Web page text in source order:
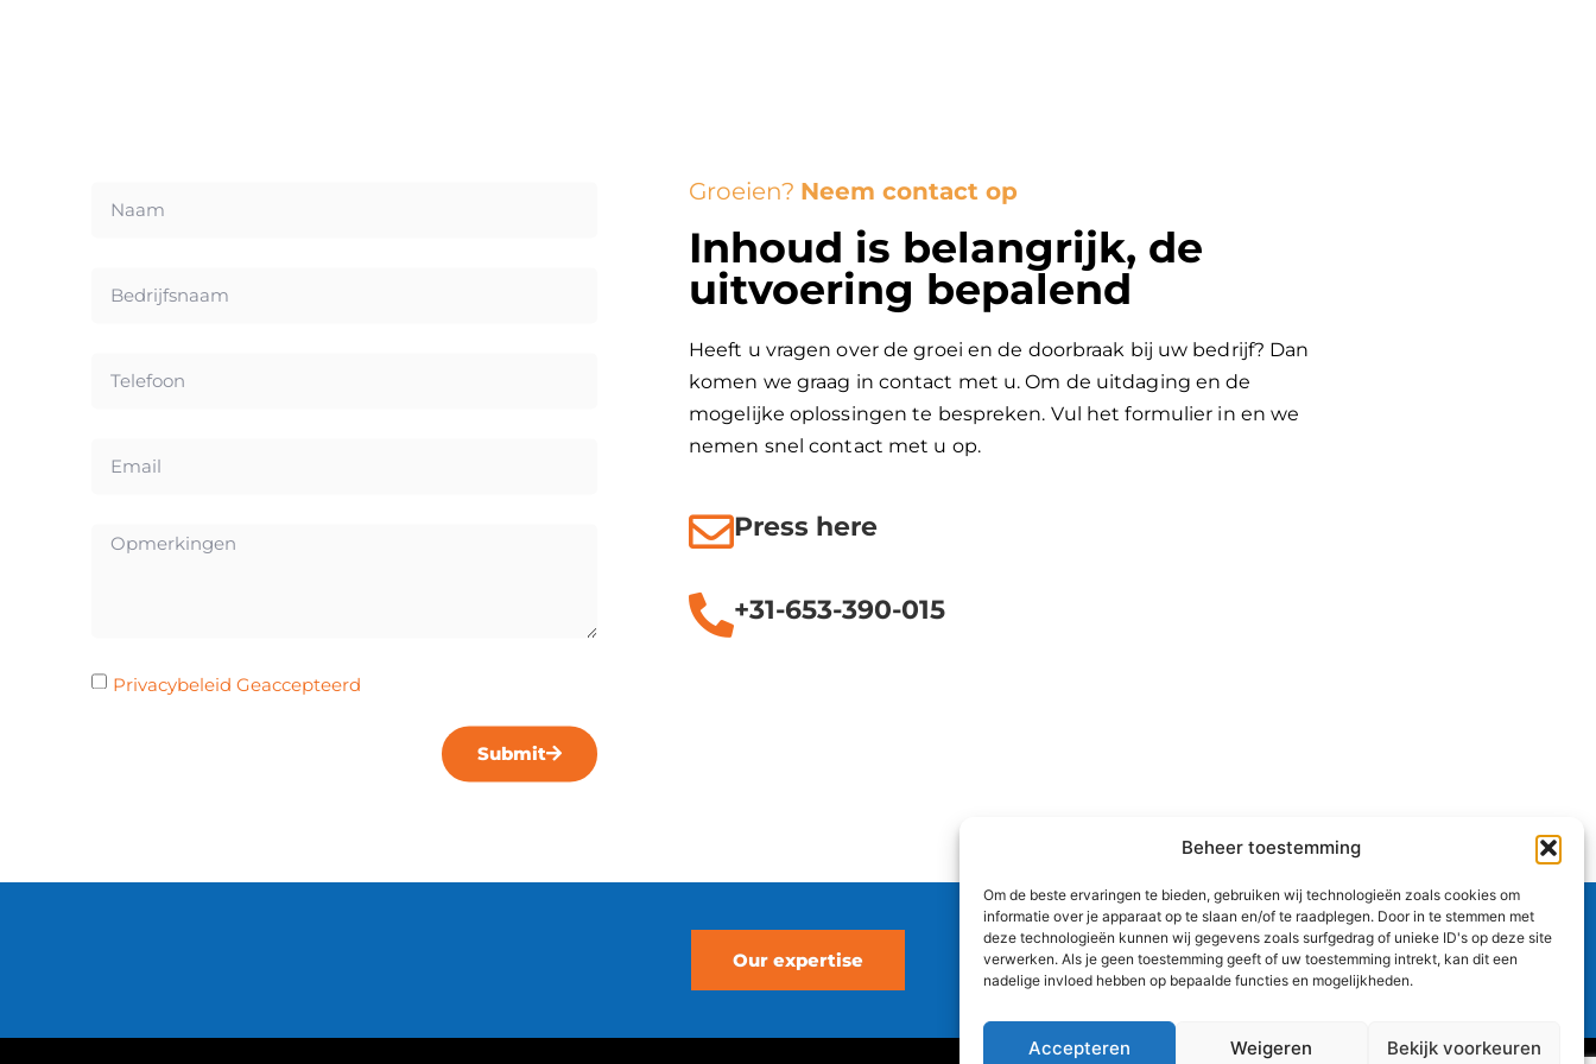
Beheer toestemming
Om de beste ervaringen te bieden, gebruiken wij technologieën zoals cookies om
informatie over je apparaat op te slaan en/of te raadplegen. Door in te stemmen met
deze technologieën kunnen wij gegevens zoals surfgedrag of unieke ID's op deze site
verwerken. Als je geen toestemming geeft of uw toestemming intrekt, kan dit een
nadelige invloed hebben op bepaalde functies en mogelijkheden.
Accepteren Weigeren Bekijk voorkeuren
Privacybeleid Geaccepteerd
Submit
Groeien? Neem contact op
Inhoud is belangrijk, de
uitvoering bepalend
Heeft u vragen over de groei en de doorbraak bij uw bedrijf? Dan
komen we graag in contact met u. Om de uitdaging en de
mogelijke oplossingen te bespreken. Vul het formulier in en we
nemen snel contact met u op.
Press here
+31-653-390-015
Our expertise